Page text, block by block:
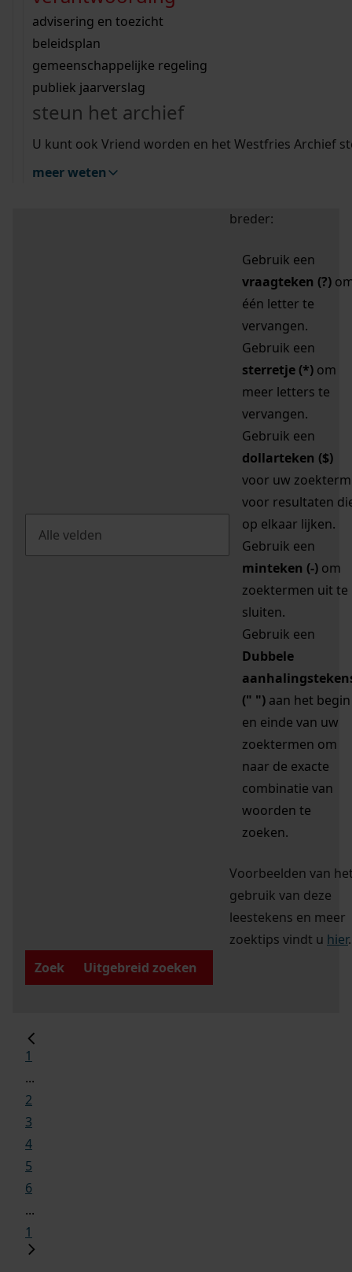
bouwvergunningen
omgevingsvergunningen
vergunningen
beeld en geluid
uitleg nodig?
Wij helpen u op weg met een aantal zoektips.
bekijk alle zoektips
Wij helpen u op weg met een aantal zoektips.
bekijk alle zoektips
bekijk ons geschiedenislokaal
advisering en toezicht
beleidsplan
gemeenschappelijke regeling
publiek jaarverslag
steun het archief
U kunt ook Vriend worden en het Westfries Archief
meer weten
zoektips
Mijn Studiezaal (inloggen)
uw zoekopdracht te
breder:
Gebruik een
vraagteken (?)
één letter te
vervangen.
Gebruik een
sterretje (*) om
meer letters te
vervangen.
Gebruik een
dollarteken ($)
voor uw zoekterm
voor resultaten
op elkaar lijken.
Gebruik een
minteken (-) om
zoektermen uit te
sluiten.
Gebruik een
Dubbele
(" ") aan het begin
en einde van uw
zoektermen om
naar de exacte
combinatie van
woorden te
zoeken.
Voorbeelden van
gebruik van deze
leestekens en meer
zoektips vindt u hier.
Zoek
Uitgebreid zoeken
1
...
2
3
4
5
6
...
1